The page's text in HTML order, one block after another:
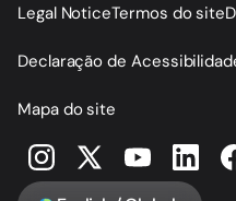
Legal NoticeTermos do site
Declaração de
Mapa do site